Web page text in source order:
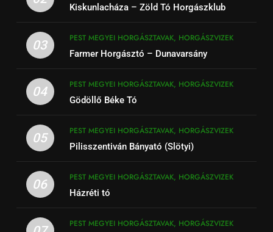
Kiskunlacháza – Zöld Tó Horgászklub
03
PEST MEGYEI HORGÁSZTAVAK, HORGÁSZVIZEK
Farmer Horgásztó – Dunavarsány
04
PEST MEGYEI HORGÁSZTAVAK, HORGÁSZVIZEK
Gödöllő Béke Tó
05
PEST MEGYEI HORGÁSZTAVAK, HORGÁSZVIZEK
Pilisszentiván Bányató (Slötyi)
06
PEST MEGYEI HORGÁSZTAVAK, HORGÁSZVIZEK
Házréti tó
PEST MEGYEI HORGÁSZTAVAK, HORGÁSZVIZEK